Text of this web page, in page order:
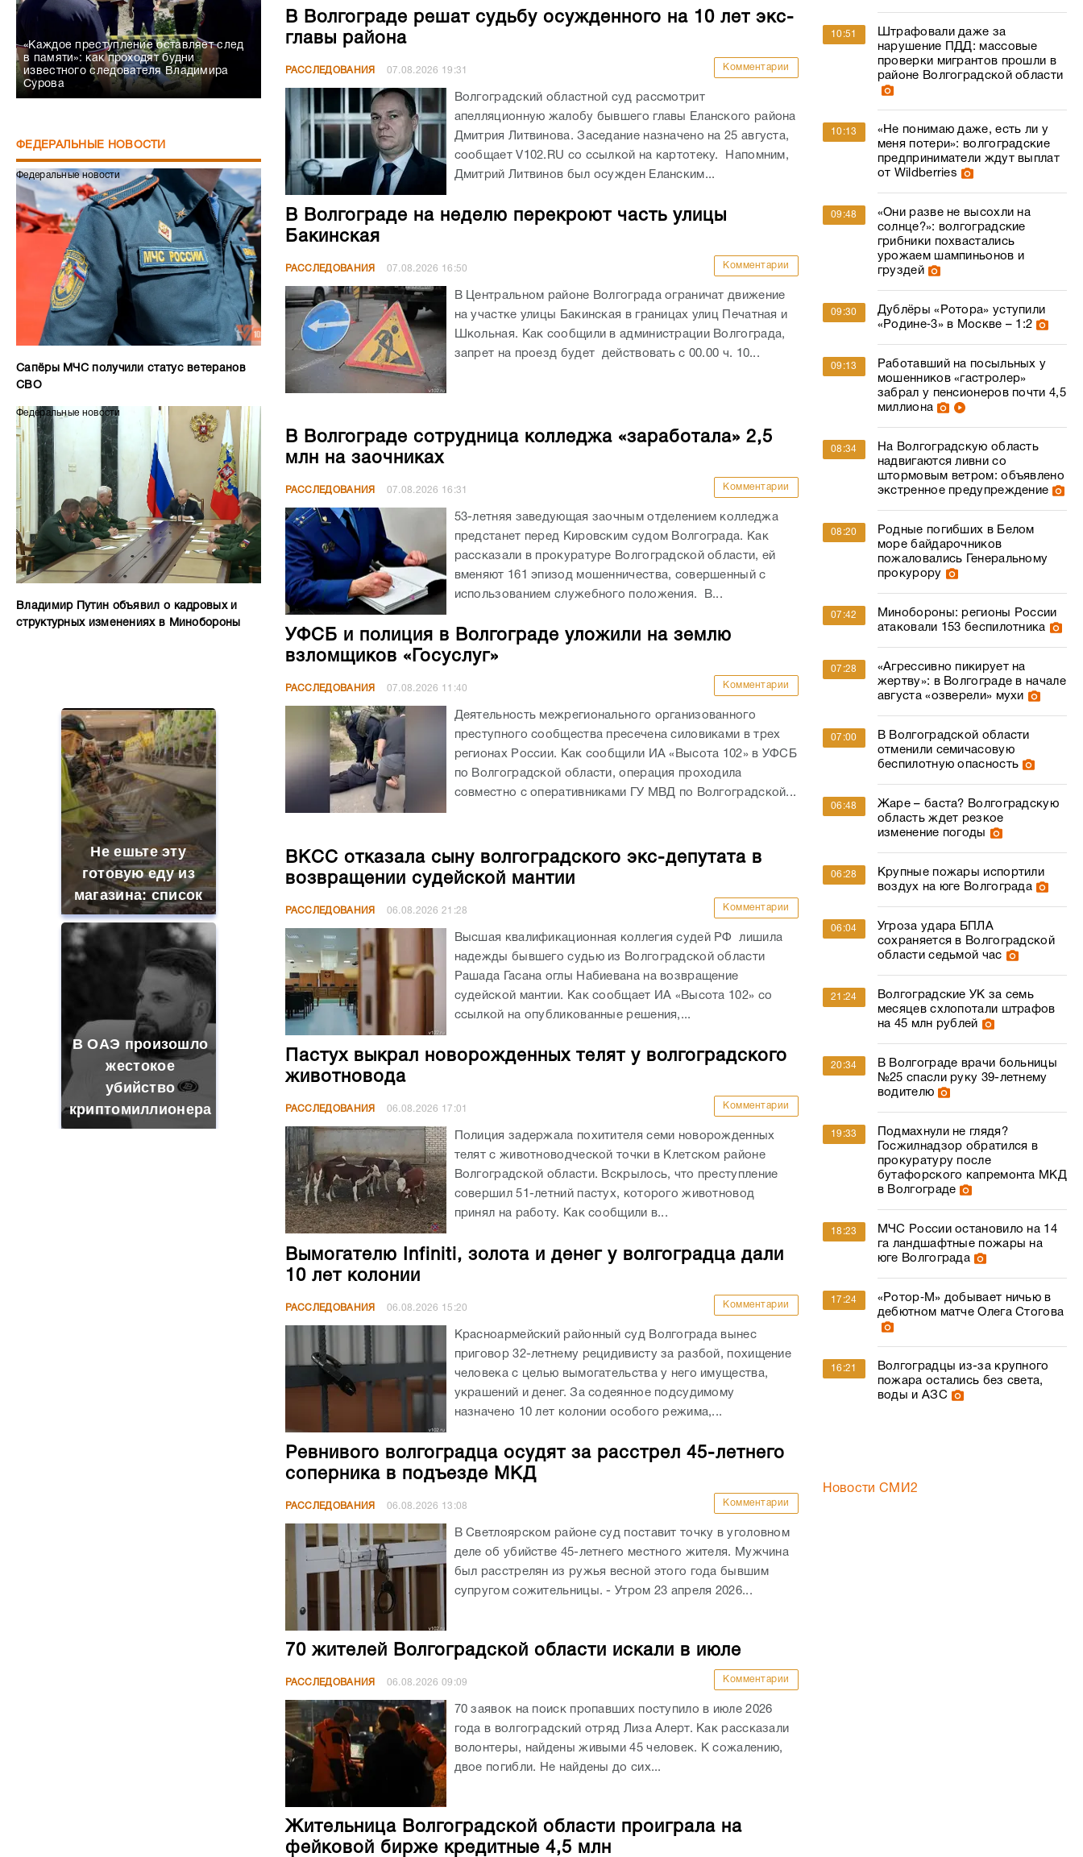
«Каждое преступление оставляет след
в памяти»: как проходят будни
известного следователя Владимира
Сурова
ФЕДЕРАЛЬНЫЕ НОВОСТИ
Федеральные новости
Сапёры МЧС получили статус ветеранов
СВО
Федеральные новости
Владимир Путин объявил о кадровых и
структурных изменениях в Минобороны
Не ешьте эту
готовую еду из
магазина: список
В ОАЭ произошло
жестокое
убийство
криптомиллионера
В Волгограде решат судьбу осужденного на 10 лет экс-
главы района
РАССЛЕДОВАНИЯ 07.08.2026 19:31 Комментарии
Волгоградский областной суд рассмотрит
апелляционную жалобу бывшего главы Еланского района
Дмитрия Литвинова. Заседание назначено на 25 августа,
сообщает V102.RU со ссылкой на картотеку. Напомним,
Дмитрий Литвинов был осужден Еланским...
В Волгограде на неделю перекроют часть улицы
Бакинская
РАССЛЕДОВАНИЯ 07.08.2026 16:50 Комментарии
В Центральном районе Волгограда ограничат движение
на участке улицы Бакинская в границах улиц Печатная и
Школьная. Как сообщили в администрации Волгограда,
запрет на проезд будет действовать с 00.00 ч. 10...
В Волгограде сотрудница колледжа «заработала» 2,5
млн на заочниках
РАССЛЕДОВАНИЯ 07.08.2026 16:31 Комментарии
53-летняя заведующая заочным отделением колледжа
предстанет перед Кировским судом Волгограда. Как
рассказали в прокуратуре Волгоградской области, ей
вменяют 161 эпизод мошенничества, совершенный с
использованием служебного положения. В...
УФСБ и полиция в Волгограде уложили на землю
взломщиков «Госуслуг»
РАССЛЕДОВАНИЯ 07.08.2026 11:40 Комментарии
Деятельность межрегионального организованного
преступного сообщества пресечена силовиками в трех
регионах России. Как сообщили ИА «Высота 102» в УФСБ
по Волгоградской области, операция проходила
совместно с оперативниками ГУ МВД по Волгоградской...
ВКСС отказала сыну волгоградского экс-депутата в
возвращении судейской мантии
РАССЛЕДОВАНИЯ 06.08.202621:28 Комментарии
Высшая квалификационная коллегия судей РФ лишила
надежды бывшего судью из Волгоградской области
Рашада Гасана оглы Набиевана на возвращение
судейской мантии. Как сообщает ИА «Высота 102» со
ссылкой на опубликованные решения,...
Пастух выкрал новорожденных телят у волгоградского
животновода
РАССЛЕДОВАНИЯ 06.08.2026 17:01 Комментарии
Полиция задержала похитителя семи новорожденных
телят с животноводческой точки в Клетском районе
Волгоградской области. Вскрылось, что преступление
совершил 51-летний пастух, которого животновод
принял на работу. Как сообщили в...
Вымогателю Infiniti, золота и денег у волгоградца дали
10 лет колонии
РАССЛЕДОВАНИЯ 06.08.2026 15:20 Комментарии
Красноармейский районный суд Волгограда вынес
приговор 32-летнему рецидивисту за разбой, похищение
человека с целью вымогательства у него имущества,
украшений и денег. За содеянное подсудимому
назначено 10 лет колонии особого режима,...
Ревнивого волгоградца осудят за расстрел 45-летнего
соперника в подъезде МКД
РАССЛЕДОВАНИЯ 06.08.2026 13:08 Комментарии
В Светлоярском районе суд поставит точку в уголовном
деле об убийстве 45-летнего местного жителя. Мужчина
был расстрелян из ружья весной этого года бывшим
супругом сожительницы. - Утром 23 апреля 2026...
70 жителей Волгоградской области искали в июле
РАССЛЕДОВАНИЯ 06.08.202609:09 Комментарии
70 заявок на поиск пропавших поступило в июле 2026
года в волгоградский отряд Лиза Алерт. Как рассказали
волонтеры, найдены живыми 45 человек. К сожалению,
двое погибли. Не найдены до сих...
Жительница Волгоградской области проиграла на
фейковой бирже кредитные 4,5 млн
10:51
Штрафовали даже за
нарушение ПДД: массовые
проверки мигрантов прошли в
районе Волгоградской области
10:13
«Не понимаю даже, есть ли у
меня потери»: волгоградские
предприниматели ждут выплат
от Wildberries
09:48
«Они разве не высохли на
солнце?»: волгоградские
грибники похвастались
урожаем шампиньонов и
груздей
09:30
Дублёры «Ротора» уступили
«Родине‑3» в Москве – 1:2
09:13
Работавший на посыльных у
мошенников «гастролер»
забрал у пенсионеров почти 4,5
миллиона
08:34
На Волгоградскую область
надвигаются ливни со
штормовым ветром: объявлено
экстренное предупреждение
08:20
Родные погибших в Белом
море байдарочников
пожаловались Генеральному
прокурору
07:42
Минобороны: регионы России
атаковали 153 беспилотника
07:28
«Агрессивно пикирует на
жертву»: в Волгограде в начале
августа «озверели» мухи
07:00
В Волгоградской области
отменили семичасовую
беспилотную опасность
06:48
Жаре – баста? Волгоградскую
область ждет резкое
изменение погоды
06:28
Крупные пожары испортили
воздух на юге Волгограда
06:04
Угроза удара БПЛА
сохраняется в Волгоградской
области седьмой час
21:24
Волгоградские УК за семь
месяцев схлопотали штрафов
на 45 млн рублей
20:34
В Волгограде врачи больницы
№25 спасли руку 39-летнему
водителю
19:33
Подмахнули не глядя?
Госжилнадзор обратился в
прокуратуру после
бутафорского капремонта МКД
в Волгограде
18:23
МЧС России остановило на 14
га ландшафтные пожары на
юге Волгограда
17:24
«Ротор‑М» добывает ничью в
дебютном матче Олега Стогова
16:21
Волгоградцы из-за крупного
пожара остались без света,
воды и АЗС
Новости СМИ2